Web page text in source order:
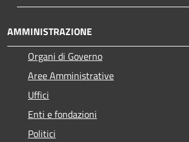
AMMINISTRAZIONE
Organi di Governo
Aree Amministrative
Uffici
Enti e fondazioni
Politici